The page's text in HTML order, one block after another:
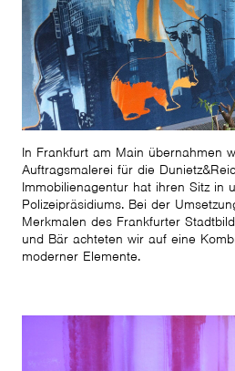
In Frankfurt am Main übernahmen
Auftragsmalerei für die
Immobilienagentur hat ihren Sitz in
Polizeipräsidiums. Bei der
Merkmalen des Frankfurter
und Bär achteten wir auf eine
moderner Elemente.